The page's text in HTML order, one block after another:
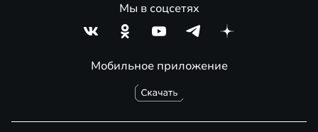
Мобильное приложение
Мы в соцсетях